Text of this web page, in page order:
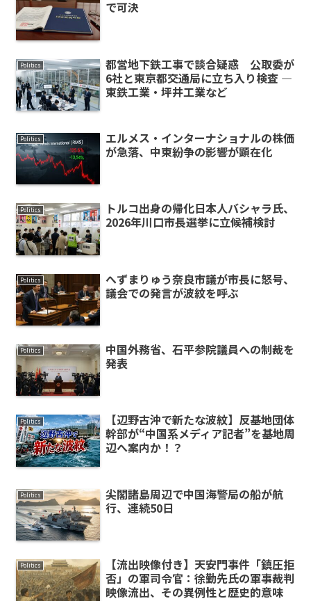
で可決
Politics
都営地下鉄工事で談合疑惑 公取委が
6社と東京都交通局に立ち入り検査 ―
東鉄工業・坪井工業など
Politics
エルメス・インターナショナルの株価
が急落、中東紛争の影響が顕在化
Politics
トルコ出身の帰化日本人バシャラ氏、
2026年川口市長選挙に立候補検討
Politics
へずまりゅう奈良市議が市長に怒号、
議会での発言が波紋を呼ぶ
Politics
中国外務省、石平参院議員への制裁を
発表
Politics
【辺野古沖で新たな波紋】反基地団体
幹部が“中国系メディア記者”を基地周
辺へ案内か！？
Politics
尖閣諸島周辺で中国海警局の船が航
行、連続50日
Politics
【流出映像付き】天安門事件「鎮圧拒
否」の軍司令官：徐勤先氏の軍事裁判
映像流出、その異例性と歴史的意味